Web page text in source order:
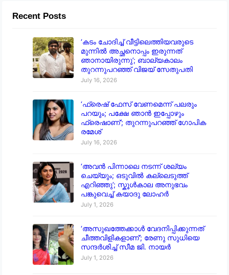
Recent Posts
‘കടം ചോദിച്ച് വീട്ടിലെത്തിയവരുടെ
മുന്നിൽ അച്ഛനൊപ്പം ഇരുന്നത്
ഞാനായിരുന്നു’; ബാല്യകാലം
തുറന്നുപറഞ്ഞ് വിജയ് സേതുപതി
July 16, 2026
‘ഫ്രെഷ് ഫേസ് വേണമെന്ന് പലരും
പറയും; പക്ഷേ ഞാൻ ഇപ്പോഴും
ഫ്രെഷാണ്’; തുറന്നുപറഞ്ഞ് ഗോപിക
രമേശ്
July 16, 2026
‘അവൻ പിന്നാലെ നടന്ന് ശല്യം
ചെയ്യും; ഒടുവിൽ കല്ലെടുത്ത്
എറിഞ്ഞു’; സ്കൂൾകാല അനുഭവം
പങ്കുവെച്ച് കയാദു ലോഹർ
July 1, 2026
‘അസുഖത്തേക്കാൾ വേദനിപ്പിക്കുന്നത്
ചീത്തവിളികളാണ്’; രേണു സുധിയെ
സന്ദർശിച്ച് സീമ ജി. നായർ
July 1, 2026